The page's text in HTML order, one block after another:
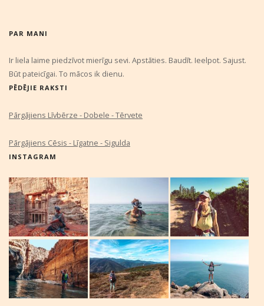
PAR MANI
Ir liela laime piedzīvot mierīgu sevi. Apstāties. Baudīt. Ieelpot. Sajust.
Būt pateicīgai. To mācos ik dienu.
PĒDĒJIE RAKSTI
Pārgājiens Līvbērze - Dobele - Tērvete
Pārgājiens Cēsis - Līgatne - Sigulda
INSTAGRAM